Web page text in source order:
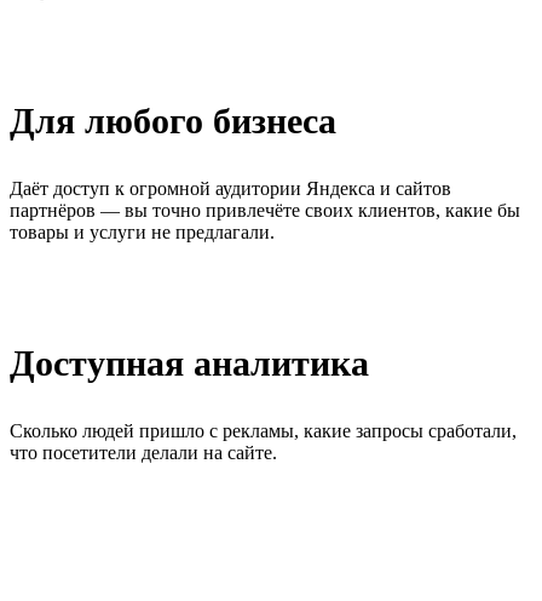
Для любого бизнеса
Даёт доступ к огромной аудитории Яндекса и сайтов
партнёров — вы точно привлечёте своих клиентов, какие бы
товары и услуги не предлагали.
Доступная аналитика
Сколько людей пришло с рекламы, какие запросы сработали,
что посетители делали на сайте.